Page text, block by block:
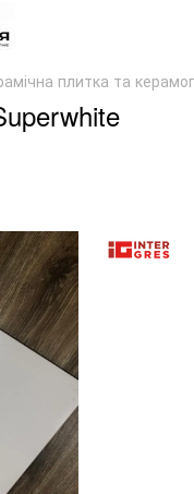
плитка та